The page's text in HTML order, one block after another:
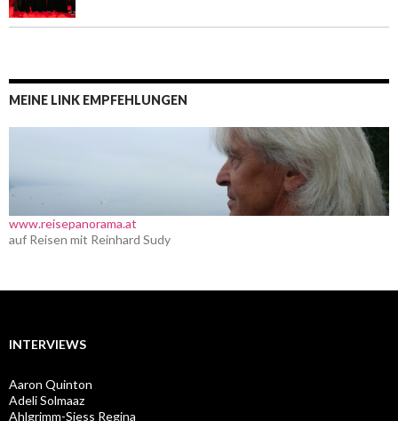
MEINE LINK EMPFEHLUNGEN
www.reisepanorama.at
auf Reisen mit Reinhard Sudy
INTERVIEWS
Aaron Quinton
Adeli Solmaaz
Ahlgrimm-Siess Regina